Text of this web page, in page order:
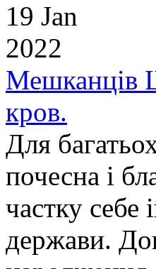
19 Jan
2022
Мешканців
кров.
Для
почесна і
частку себе
держави.